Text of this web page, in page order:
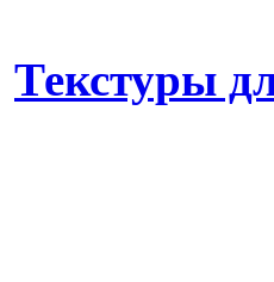
Текстуры